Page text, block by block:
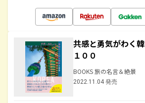
共感と勇気がわく
１００
BOOKS 旅の名言＆絶景
2022.11.04 発売